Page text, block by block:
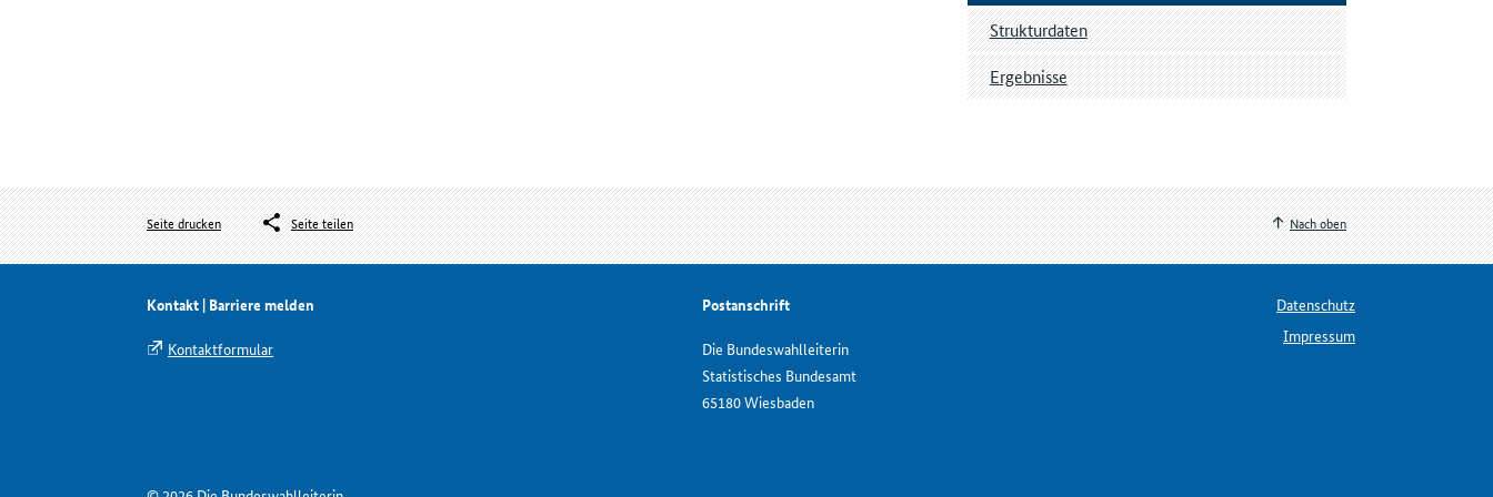
Strukturdaten
Ergebnisse
Seite drucken Seite teilen Nach oben
Kontakt | Barriere melden
Kontaktformular
Postanschrift
Die Bundeswahlleiterin
Statistisches Bundesamt
65180 Wiesbaden
Datenschutz
Impressum